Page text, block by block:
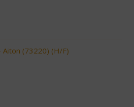
(73220) (H/F)